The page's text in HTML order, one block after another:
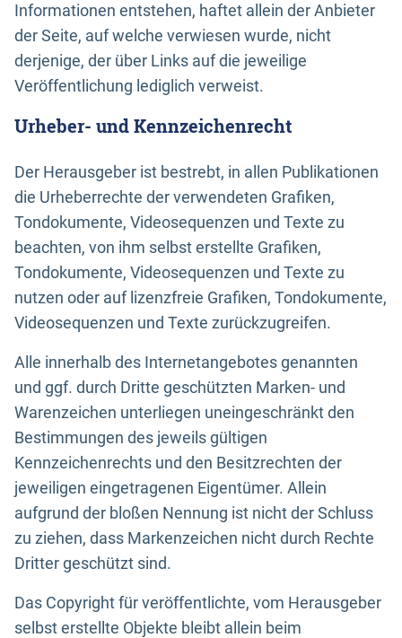
Informationen entstehen, haftet allein der Anbieter
der Seite, auf welche verwiesen wurde, nicht
derjenige, der über Links auf die jeweilige
Veröffentlichung lediglich verweist.
Urheber- und Kennzeichenrecht
Der Herausgeber ist bestrebt, in allen Publikationen
die Urheberrechte der verwendeten Grafiken,
Tondokumente, Videosequenzen und Texte zu
beachten, von ihm selbst erstellte Grafiken,
Tondokumente, Videosequenzen und Texte zu
nutzen oder auf lizenzfreie Grafiken, Tondokumente,
Videosequenzen und Texte zurückzugreifen.
Alle innerhalb des Internetangebotes genannten
und ggf. durch Dritte geschützten Marken- und
Warenzeichen unterliegen uneingeschränkt den
Bestimmungen des jeweils gültigen
Kennzeichenrechts und den Besitzrechten der
jeweiligen eingetragenen Eigentümer. Allein
aufgrund der bloßen Nennung ist nicht der Schluss
zu ziehen, dass Markenzeichen nicht durch Rechte
Dritter geschützt sind.
Das Copyright für veröffentlichte, vom Herausgeber
selbst erstellte Objekte bleibt allein beim